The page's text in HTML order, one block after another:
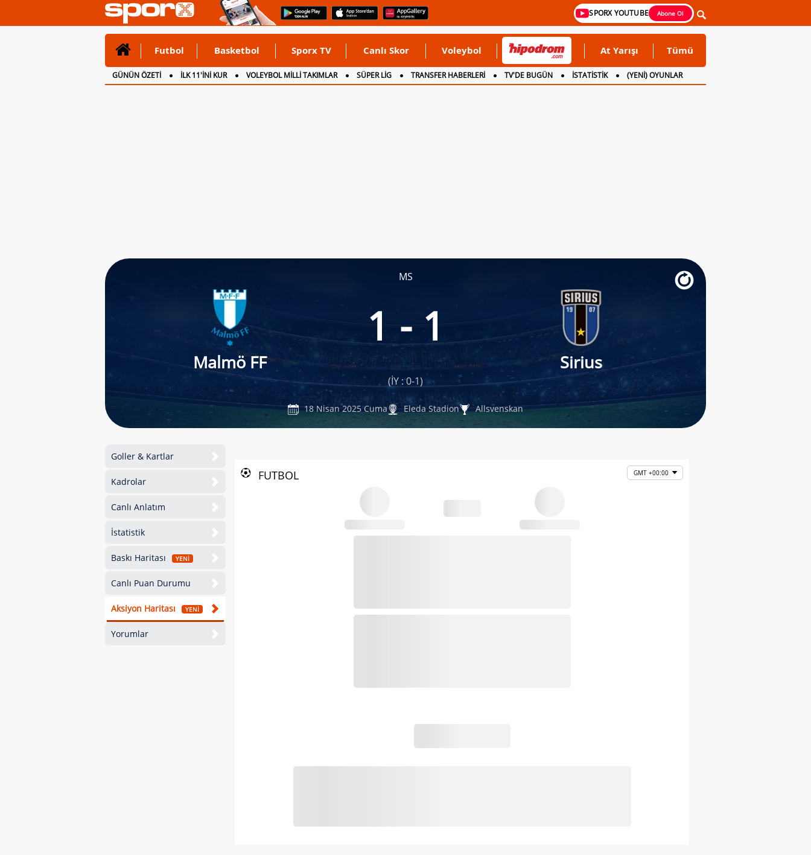
SPORX YOUTUBE Abone Ol
Futbol Basketbol Sporx TV Canlı Skor Voleybol At Yarışı Tümü
GÜNÜN ÖZETİ İLK 11'İNİ KUR VOLEYBOL MİLLİ TAKIMLAR SÜPER LİG TRANSFER HABERLERİ TV'DE BUGÜN İSTATİSTİK
(YENİ) OYUNLAR
CANLI ANLATIM
İNGİLTERE
MS
Malmö FF
1 - 1
Sirius
(İY : 0-1)
18 Nisan 2025 Cuma Eleda Stadion Allsvenskan
Goller & Kartlar
Kadrolar
Canlı Anlatım
İstatistik
Baskı Haritası YENİ
Canlı Puan Durumu
Aksiyon Haritası YENİ
Yorumlar
FUTBOL GMT +00:00